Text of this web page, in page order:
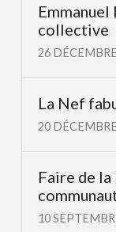
collective
26
La Nef
20
Faire de
10